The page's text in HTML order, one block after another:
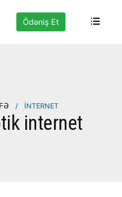
Ödəniş Et
/ İNTERNET
internet